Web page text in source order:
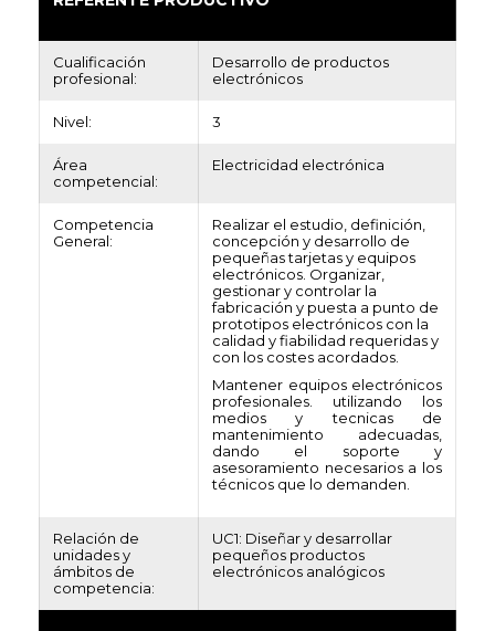
Cualificación
profesional:
Desarrollo de productos
electrónicos
Nivel: 3
Área
competencial:
Electricidad electrónica
Competencia
General:
Realizar el estudio, definición,
concepción y desarrollo de
pequeñas tarjetas y equipos
electrónicos. Organizar,
gestionar y controlar la
fabricación y puesta a punto de
prototipos electrónicos con la
calidad y fiabilidad requeridas y
con los costes acordados.
Mantener equipos electrónicos
profesionales. utilizando los
medios y tecnicas de
mantenimiento adecuadas,
dando el soporte y
asesoramiento necesarios a los
técnicos que lo demanden.
Relación de
unidades y
ámbitos de
competencia:
UC1: Diseñar y desarrollar
pequeños productos
electrónicos analógicos